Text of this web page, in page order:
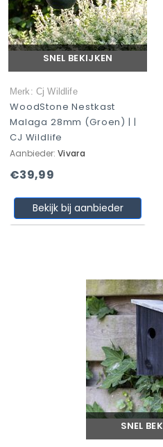
SNEL BEKIJKEN
Merk: Cj Wildlife
WoodStone Nestkast
Malaga 28mm (groen) | |
CJ Wildlife
Aanbieder: Vivara
€39,99
Bekijk bij aanbieder
SNEL